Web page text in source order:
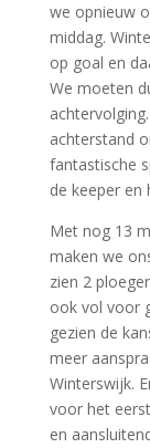
we opnieuw
middag.
op goal en
We moeten
achterstand
fantastische
de keeper en
Met nog 13
maken we
zien 2
ook vol voor
gezien de
meer
Winterswijk.
voor het
en